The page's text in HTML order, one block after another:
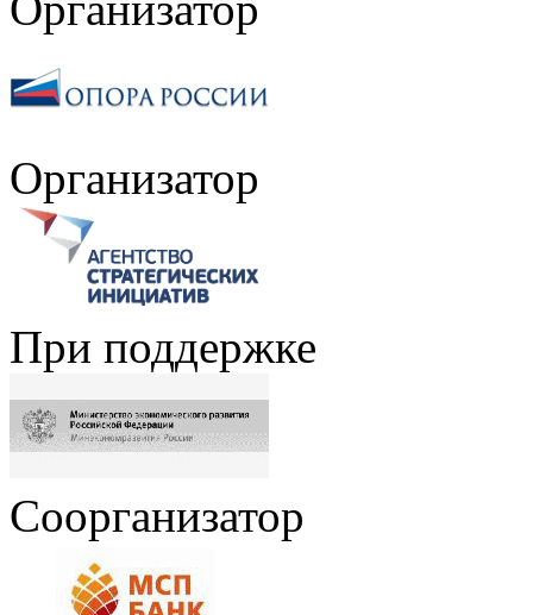
Организатор
При поддержке
Соорганизатор